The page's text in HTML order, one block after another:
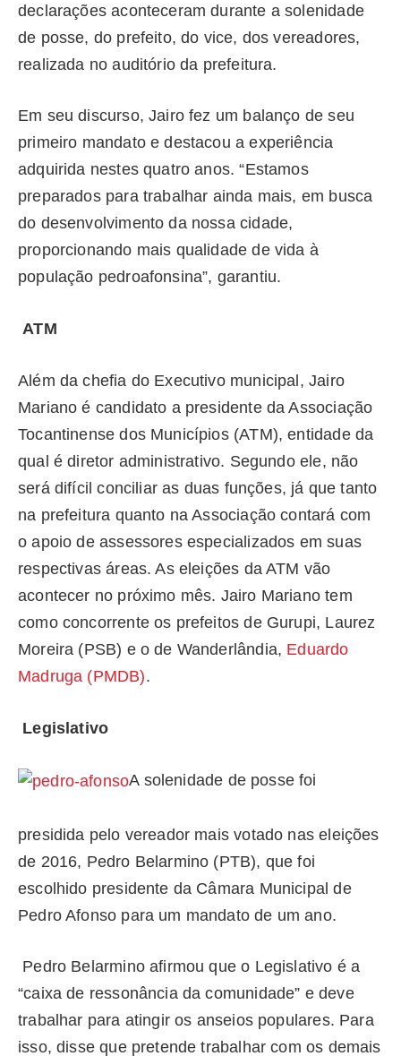
declarações aconteceram durante a solenidade
de posse, do prefeito, do vice, dos vereadores,
realizada no auditório da prefeitura.
Em seu discurso, Jairo fez um balanço de seu
primeiro mandato e destacou a experiência
adquirida nestes quatro anos. “Estamos
preparados para trabalhar ainda mais, em busca
do desenvolvimento da nossa cidade,
proporcionando mais qualidade de vida à
população pedroafonsina”, garantiu.
ATM
Além da chefia do Executivo municipal, Jairo
Mariano é candidato a presidente da Associação
Tocantinense dos Municípios (ATM), entidade da
qual é diretor administrativo. Segundo ele, não
será difícil conciliar as duas funções, já que tanto
na prefeitura quanto na Associação contará com
o apoio de assessores especializados em suas
respectivas áreas. As eleições da ATM vão
acontecer no próximo mês. Jairo Mariano tem
como concorrente os prefeitos de Gurupi, Laurez
Moreira (PSB) e o de Wanderlândia, Eduardo
Madruga (PMDB).
Legislativo
A solenidade de posse foi
presidida pelo vereador mais votado nas eleições
de 2016, Pedro Belarmino (PTB), que foi
escolhido presidente da Câmara Municipal de
Pedro Afonso para um mandato de um ano.
Pedro Belarmino afirmou que o Legislativo é a
“caixa de ressonância da comunidade” e deve
trabalhar para atingir os anseios populares. Para
isso, disse que pretende trabalhar com os demais